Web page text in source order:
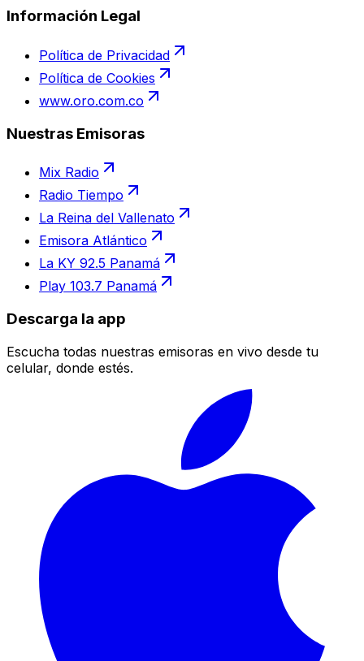
Información Legal
Política de Privacidad
Política de Cookies
www.oro.com.co
Nuestras Emisoras
Mix Radio
Radio Tiempo
La Reina del Vallenato
Emisora Atlántico
La KY 92.5 Panamá
Play 103.7 Panamá
Descarga la app
Escucha todas nuestras emisoras en vivo desde tu
celular, donde estés.